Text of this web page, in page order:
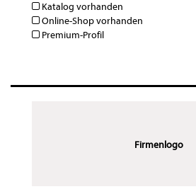
Katalog vorhanden
Online-Shop vorhanden
Premium-Profil
Firmenlogo